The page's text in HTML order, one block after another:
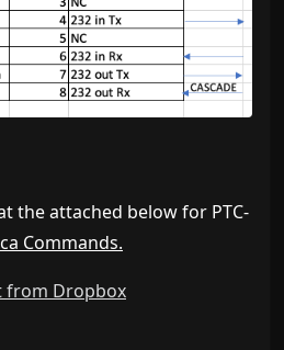
the attached below for PTC-
Commands.
from Dropbox